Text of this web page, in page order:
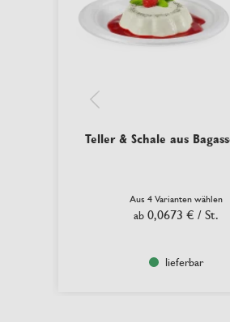
Teller & Schale aus
Aus 4 Varianten wählen
ab 0,0673 € / St.
lieferbar